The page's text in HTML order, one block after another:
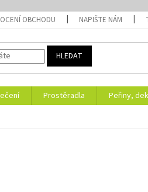
OBCHODU NAPIŠTE NÁM
HLEDAT
Prostěradla Peřiny,